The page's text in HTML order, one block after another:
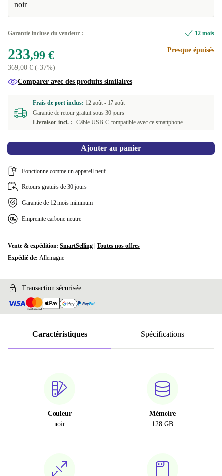
noir
Garantie incluse du vendeur : 12 mois
233,99 €
369,00 € (-37%)
Presque épuisés
Comparer avec des produits similaires
Frais de port inclus: 12 août - 17 août
Garantie de retour gratuit sous 30 jours
Livraison incl. :
Câble USB-C compatible avec ce smartphone
Ajouter au panier
Fonctionne comme un appareil neuf
Retours gratuits de 30 jours
Garantie de 12 mois minimum
Empreinte carbone neutre
Vente & expédition: SmartSelling Toutes nos offres
Expédié de: Allemagne
Transaction sécurisée
Caractéristiques Spécifications
Couleur
noir
Mémoire
128 GB